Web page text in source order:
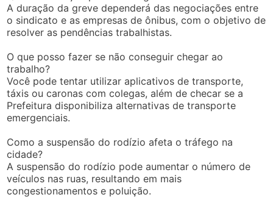
A duração da greve dependerá das negociações entre
o sindicato e as empresas de ônibus, com o objetivo de
resolver as pendências trabalhistas.
O que posso fazer se não conseguir chegar ao
trabalho?
Você pode tentar utilizar aplicativos de transporte,
táxis ou caronas com colegas, além de checar se a
Prefeitura disponibiliza alternativas de transporte
emergenciais.
Como a suspensão do rodízio afeta o tráfego na
cidade?
A suspensão do rodízio pode aumentar o número de
veículos nas ruas, resultando em mais
congestionamentos e poluição.